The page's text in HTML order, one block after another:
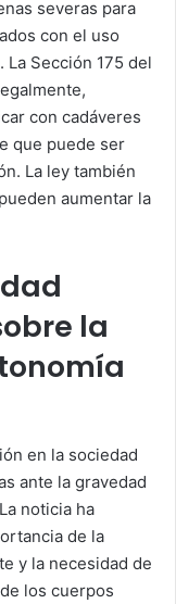
severas para
con el uso
Sección 175 del
con cadáveres
que puede ser
La ley también
aumentar la
la
en la sociedad
ante la gravedad
noticia ha
de la
y la necesidad de
los cuerpos